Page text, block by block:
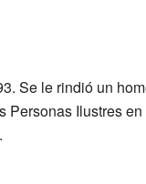
Se le rindió un
Ilustres